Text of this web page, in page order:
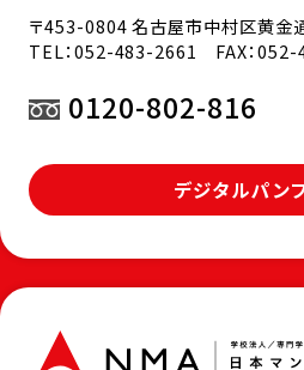
〒453-0804 名古屋市中村区黄金
TEL：052-483-2661 FAX：
0120-802-816
デジタルパン